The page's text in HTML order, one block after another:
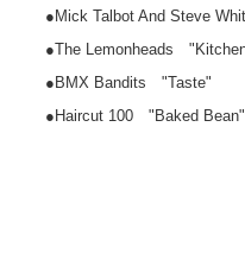
●Mick Talbot And Steve
●The Lemonheads
●BMX Bandits "Taste"
●Haircut 100 "Baked Bean"